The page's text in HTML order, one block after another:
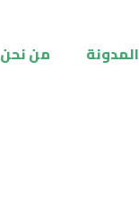
المدونة من نحن